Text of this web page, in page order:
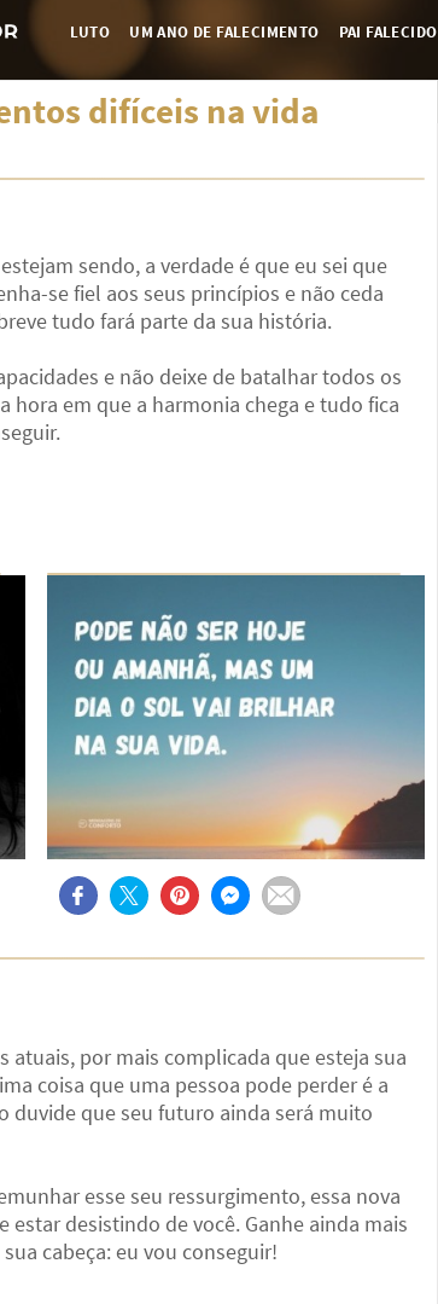
LUTO UM ANO DE FALECIMENTO PAI FALECIDO
difíceis na vida
sendo, a verdade é que eu sei que
se fiel aos seus princípios e não ceda
tudo fará parte da sua história.
e não deixe de batalhar todos os
hora em que a harmonia chega e tudo fica
atuais, por mais complicada que esteja sua
coisa que uma pessoa pode perder é a
duvide que seu futuro ainda será muito
esse seu ressurgimento, essa nova
estar desistindo de você. Ganhe ainda mais
cabeça: eu vou conseguir!